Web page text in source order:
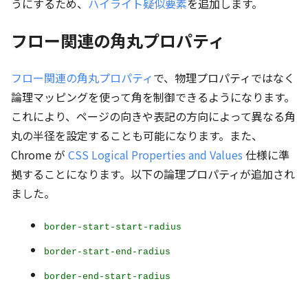
うにするため、 ハイライト疑似要素を追加します。
フロー関連の角丸プロパティ
フロー関連の角丸プロパティで、物理プロパティではなく
論理マッピングを使って角を制御できるようになります。
これにより、ページの向きや表記の方向によって異なる角
丸の半径を設定することも可能になります。また、
Chrome が CSS Logical Properties and Values 仕様に準
拠することになります。以下の論理プロパティが追加され
ました。
border-start-start-radius
border-start-end-radius
border-end-start-radius